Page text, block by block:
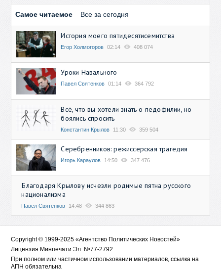
Самое читаемое Все за сегодня
История моего пятидесятисемитства
Егор Холмогоров 02:14 408 074
Уроки Навального
Павел Святенков 01:14 364 792
Всё, что вы хотели знать о педофилии, но
боялись спросить
Константин Крылов 11:30 359 504
Серебренников: режиссерская трагедия
Игорь Караулов 14:50 347 476
Благодаря Крылову исчезли родимые пятна русского
национализма
Павел Святенков 14:48 344 863
Copyright © 1999-2025 «Агентство Политических Новостей»
Лицензия Минпечати Эл. №77-2792
При полном или частичном использовании материалов, ссылка на
АПН обязательна